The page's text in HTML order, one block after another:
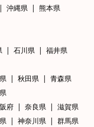
沖縄県
熊本県
石川県
福井県
秋田県
青森県
府 奈良県
滋賀県
神奈川県
群馬県